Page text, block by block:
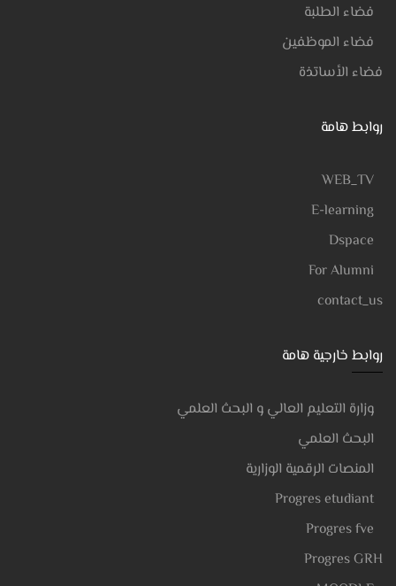
فضاء الطلبة
فضاء الموظفين
فضاء الأساتذة
روابط هامة
WEB_TV
E-learning
Dspace
For Alumni
contact_us
روابط خارجية هامة
وزارة التعليم العالي و البحث العلمي
البحث العلمي
المنصات الرقمية الوزارية
Progres etudiant
Progres fve
Progres GRH